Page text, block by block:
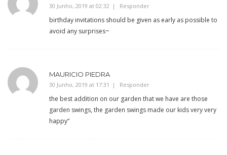
30 Junho, 2019 at 02:32 Responder
birthday invitations should be given as early as possible to
avoid any surprises~
MAURICIO PIEDRA
30 Junho, 2019 at 17:31 Responder
the best addition on our garden that we have are those
garden swings, the garden swings made our kids very very
happy“